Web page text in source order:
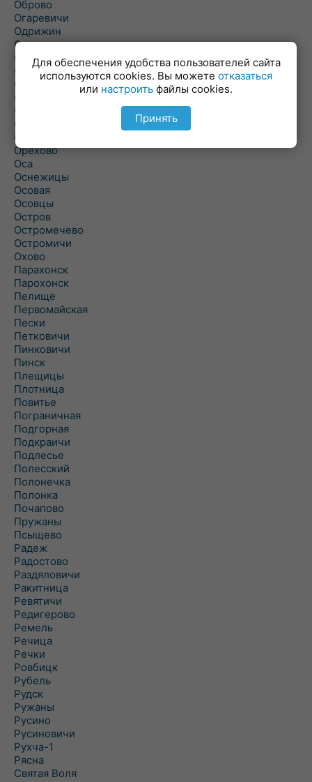
Оброво
Огаревичи
Одрижин
Оздамичи
Озяты
Олтуш
Ольманы
Ольпень
Ольшаны
Омельная
Ополь
Орехово
Оса
Оснежицы
Осовая
Осовцы
Остров
Остромечево
Остромичи
Охово
Парахонск
Парохонск
Пелище
Первомайская
Пески
Петковичи
Пинковичи
Пинск
Плещицы
Плотница
Повитье
Пограничная
Подгорная
Подкраичи
Подлесье
Полесский
Полонечка
Полонка
Почапово
Пружаны
Псыщево
Радеж
Радостово
Раздяловичи
Ракитница
Ревятичи
Редигерово
Ремель
Речица
Речки
Ровбицк
Рубель
Рудск
Ружаны
Русино
Русиновичи
Рухча-1
Рясна
Святая Воля
Для обеспечения удобства пользователей сайта
используются cookies. Вы можете отказаться
или настроить файлы cookies.
Принять